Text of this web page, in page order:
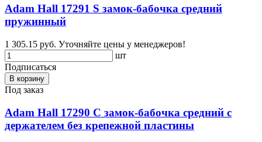
Adam Hall 17291 S замок-бабочка средний
пружинный
1 305.15 руб. Уточняйте цены у менеджеров!
шт
Подписаться
В корзину
Под заказ
Adam Hall 17290 C замок-бабочка средний c
держателем без крепежной пластины